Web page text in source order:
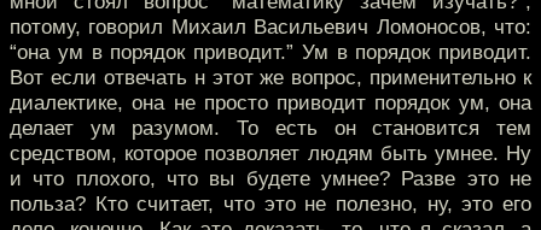
потому, говорил Михаил Васильевич Ломоносов, что:
“она ум в порядок приводит.” Ум в порядок приводит.
Вот если отвечать н этот же вопрос, применительно к
диалектике, она не просто приводит порядок ум, она
делает ум разумом. То есть он становится тем
средством, которое позволяет людям быть умнее. Ну
и что плохого, что вы будете умнее? Разве это не
польза? Кто считает, что это не полезно, ну, это его